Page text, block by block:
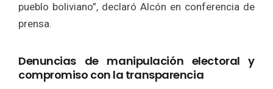
pueblo boliviano”, declaró Alcón en conferencia de
prensa.
Denuncias de manipulación electoral y
compromiso con la transparencia